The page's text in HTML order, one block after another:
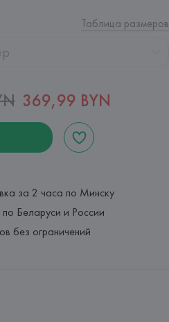
Таблица размеров
369,99 BYN
за 2 часа по Минску
Беларуси и России
без ограничений